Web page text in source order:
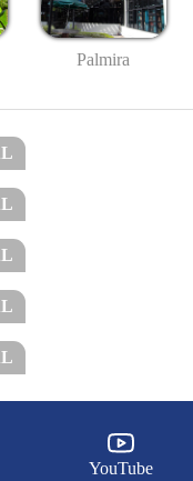
Palmira
YouTube